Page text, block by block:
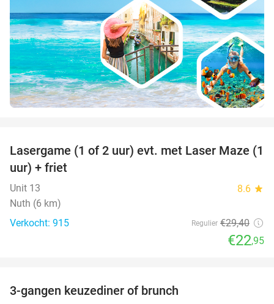
22%
Lasergame (1 of 2 uur) evt. met Laser Maze (1
uur) + friet
Unit 13 8.6 star
Nuth (6 km)
Verkocht: 915
Regulier €29,40
€22,95
3-gangen keuzediner of brunch